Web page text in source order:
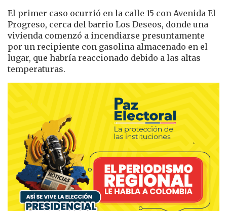
El primer caso ocurrió en la calle 15 con Avenida El
Progreso, cerca del barrio Los Deseos, donde una
vivienda comenzó a incendiarse presuntamente
por un recipiente con gasolina almacenado en el
lugar, que habría reaccionado debido a las altas
temperaturas.